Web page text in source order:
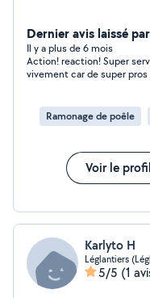
Dernier avis laissé
Il y a plus de 6 mois
Action! reaction! Super
vivement car de super
Ramonage de poêle
Voir le profil
Karlyto H
Léglantiers
5/5 (1